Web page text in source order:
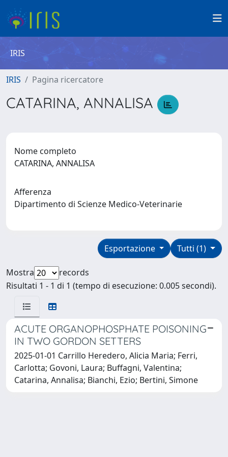
IRIS
IRIS Pagina ricercatore
CATARINA, ANNALISA
Nome completo
CATARINA, ANNALISA
Afferenza
Dipartimento di Scienze Medico-Veterinarie
Tutti (1)
Esportazione
Mostra
records
Risultati 1 - 1 di 1 (tempo di esecuzione: 0.005 secondi).
ACUTE ORGANOPHOSPHATE POISONING
IN TWO GORDON SETTERS
2025-01-01 Carrillo Heredero, Alicia Maria; Ferri,
Carlotta; Govoni, Laura; Buffagni, Valentina;
Catarina, Annalisa; Bianchi, Ezio; Bertini, Simone